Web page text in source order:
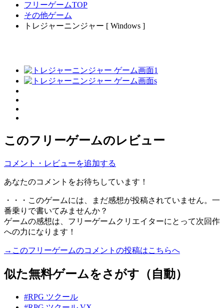
フリーゲームTOP
その他ゲーム
トレジャーニンジャー [ Windows ]
このフリーゲームのレビュー
コメント・レビューを追加する
あなたのコメントをお待ちしています！
・・・このゲームには、まだ感想が投稿されていません。一
番乗りで書いてみませんか？
ゲームの感想は、フリーゲームクリエイターにとって次回作
への力になります！
→このフリーゲームのコメントの投稿はこちらへ
似た無料ゲームをさがす（自動）
#RPG ツクール